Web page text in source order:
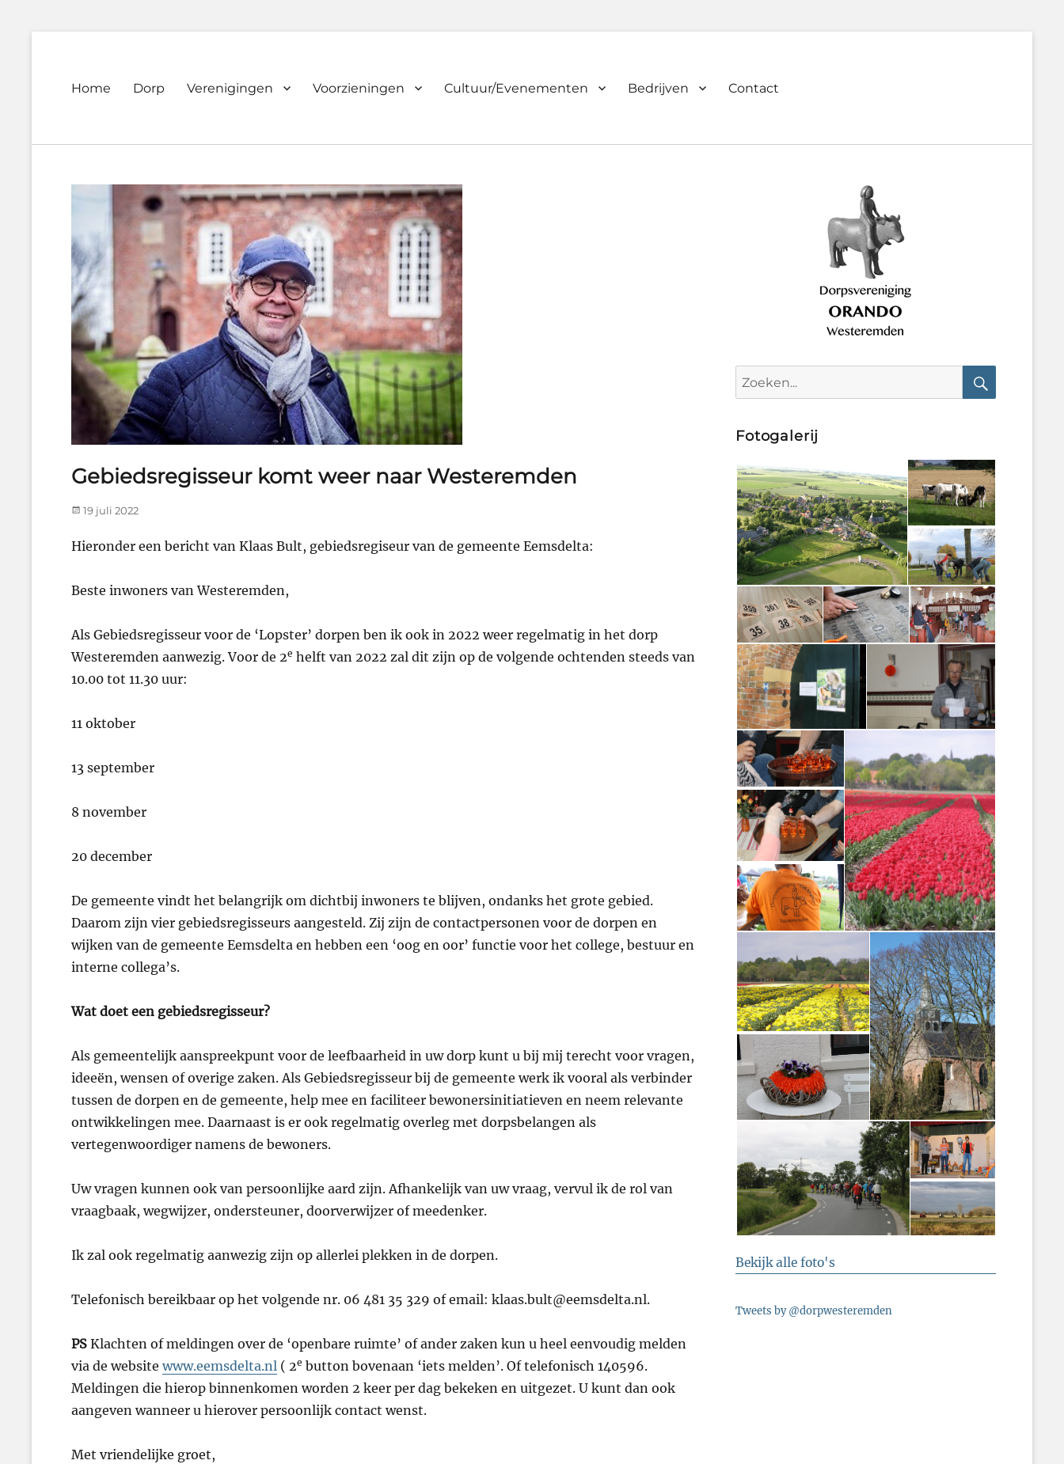
Dorpsvereniging
Westeremden
Primary
Home Dorp Verenigingen Voorzieningen Cultuur/Evenementen Bedrijven Contact
Gebiedsregisseur komt weer naar Westeremden
Posted
19 juli 2022
Hieronder een bericht van Klaas Bult, gebiedsregiseur van de gemeente Eemsdelta:
Beste inwoners van Westeremden,
Als Gebiedsregisseur voor de ‘Lopster’ dorpen ben ik ook in 2022 weer regelmatig in het dorp
Westeremden aanwezig. Voor de 2e helft van 2022 zal dit zijn op de volgende ochtenden steeds van
10.00 tot 11.30 uur:
11 oktober
13 september
8 november
20 december
De gemeente vindt het belangrijk om dichtbij inwoners te blijven, ondanks het grote gebied.
Daarom zijn vier gebiedsregisseurs aangesteld. Zij zijn de contactpersonen voor de dorpen en
wijken van de gemeente Eemsdelta en hebben een ‘oog en oor’ functie voor het college, bestuur en
interne collega’s.
Wat doet een gebiedsregisseur?
Als gemeentelijk aanspreekpunt voor de leefbaarheid in uw dorp kunt u bij mij terecht voor vragen,
ideeën, wensen of overige zaken. Als Gebiedsregisseur bij de gemeente werk ik vooral als verbinder
tussen de dorpen en de gemeente, help mee en faciliteer bewonersinitiatieven en neem relevante
ontwikkelingen mee. Daarnaast is er ook regelmatig overleg met dorpsbelangen als
vertegenwoordiger namens de bewoners.
Uw vragen kunnen ook van persoonlijke aard zijn. Afhankelijk van uw vraag, vervul ik de rol van
vraagbaak, wegwijzer, ondersteuner, doorverwijzer of meedenker.
Ik zal ook regelmatig aanwezig zijn op allerlei plekken in de dorpen.
Telefonisch bereikbaar op het volgende nr. 06 481 35 329 of email: klaas.bult@eemsdelta.nl.
PS Klachten of meldingen over de ‘openbare ruimte’ of ander zaken kun u heel eenvoudig melden
via de website www.eemsdelta.nl ( 2e button bovenaan ‘iets melden’. Of telefonisch 140596.
Meldingen die hierop binnenkomen worden 2 keer per dag bekeken en uitgezet. U kunt dan ook
aangeven wanneer u hierover persoonlijk contact wenst.
Met vriendelijke groet,
for:
Fotogalerij
Bekijk alle foto's
Tweets by @dorpwesteremden